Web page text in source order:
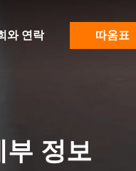
와 연락 따옴표
부 정보